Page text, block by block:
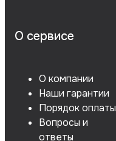
О сервисе
О компании
Наши гарантии
Порядок оплаты
Вопросы и
ответы